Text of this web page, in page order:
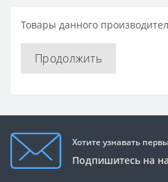
Товары данного
Продолжить
Хотите узнавать
Подпишитесь на